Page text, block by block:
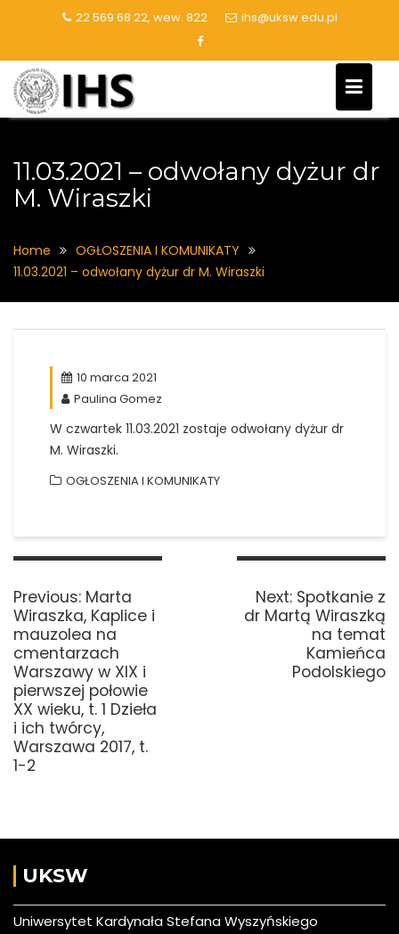
22 569 68 22, wew. 822 ihs@uksw.edu.pl
11.03.2021 – odwołany dyżur dr
M. Wiraszki
Home
OGŁOSZENIA I KOMUNIKATY
11.03.2021 – odwołany dyżur dr M. Wiraszki
10 marca 2021
Paulina Gomez
W czwartek 11.03.2021 zostaje odwołany dyżur dr
M. Wiraszki.
OGŁOSZENIA I KOMUNIKATY
Nawigacja
Previous: Previous
post:
Marta
Wiraszka, Kaplice i
mauzolea na
cmentarzach
Warszawy w XIX i
pierwszej połowie
XX wieku, t. 1 Dzieła
i ich twórcy,
Warszawa 2017, t.
1-2
Next: Next
post:
Spotkanie z
dr Martą Wiraszką
na temat
Kamieńca
Podolskiego
UKSW
Uniwersytet Kardynała Stefana Wyszyńskiego